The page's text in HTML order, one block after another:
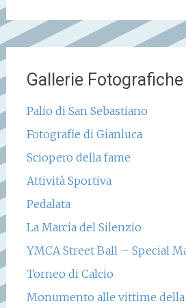
Gallerie Fotografiche
Palio di San Sebastiano
Fotografie di Gianluca
Sciopero della fame
Attività Sportiva
Pedalata
La Marcia del Silenzio
YMCA Street Ball – Special
Torneo di Calcio
Monumento alle vittime